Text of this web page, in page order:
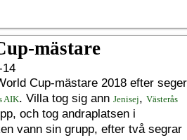
mästare
14
Cup-mästare 2018 efter seger
AIK. Villa tog sig ann Jenisej, Västerås
och tog andraplatsen i
vann sin grupp, efter två segrar